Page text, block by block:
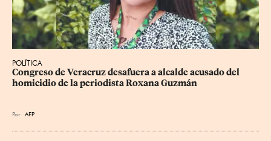
POLÍTICA
Congreso de Veracruz desafuera a alcalde acusado del
homicidio de la periodista Roxana Guzmán
Por AFP